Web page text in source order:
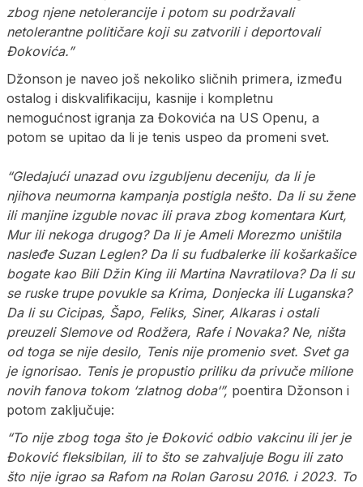
zbog njene netolerancije i potom su podržavali
netolerantne političare koji su zatvorili i deportovali
Đokovića.”
Džonson je naveo još nekoliko sličnih primera, između
ostalog i diskvalifikaciju, kasnije i kompletnu
nemogućnost igranja za Đokovića na US Openu, a
potom se upitao da li je tenis uspeo da promeni svet.
“Gledajući unazad ovu izgubljenu deceniju, da li je
njihova neumorna kampanja postigla nešto. Da li su žene
ili manjine izguble novac ili prava zbog komentara Kurt,
Mur ili nekoga drugog? Da li je Ameli Morezmo uništila
nasleđe Suzan Leglen? Da li su fudbalerke ili košarkašice
bogate kao Bili Džin King ili Martina Navratilova? Da li su
se ruske trupe povukle sa Krima, Donjecka ili Luganska?
Da li su Cicipas, Šapo, Feliks, Siner, Alkaras i ostali
preuzeli Slemove od Rodžera, Rafe i Novaka? Ne, ništa
od toga se nije desilo, Tenis nije promenio svet. Svet ga
je ignorisao. Tenis je propustio priliku da privuče milione
novih fanova tokom ‘zlatnog doba‘”, poentira Džonson i
potom zaključuje:
“To nije zbog toga što je Đoković odbio vakcinu ili jer je
Đoković fleksibilan, ili to što se zahvaljuje Bogu ili zato
što nije igrao sa Rafom na Rolan Garosu 2016. i 2023. To